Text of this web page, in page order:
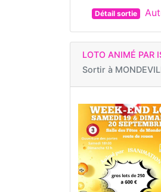
Détail sortie
LOTO ANIMÉ PAR
Sortir à